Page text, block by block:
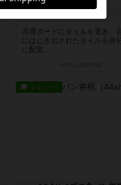
共通ボードにタイルを置き、
にはじき出されたタイルを自
に配置...
レビュー